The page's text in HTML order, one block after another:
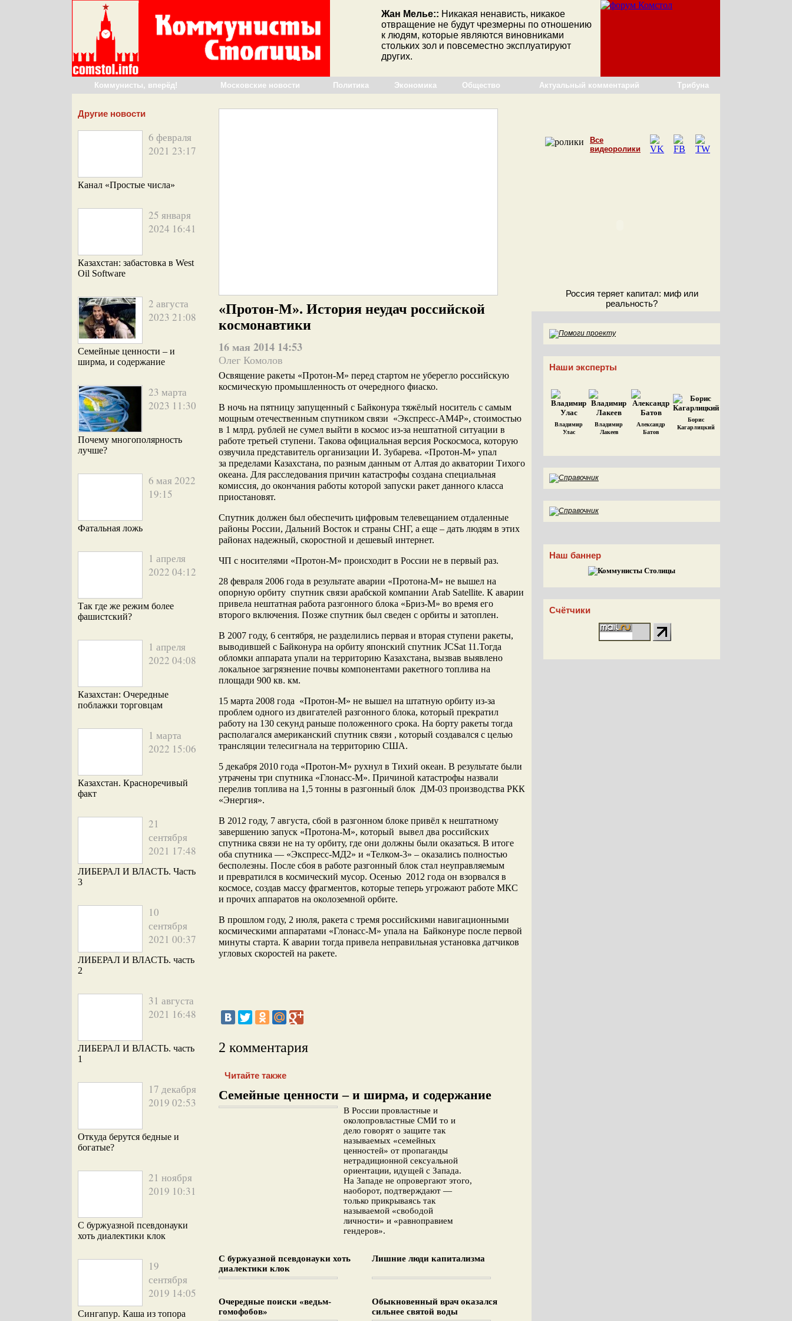
Жан Мелье:: Никакая ненависть, никакое
отвращение не будут чрезмерны по отношению
к людям, которые являются виновниками
стольких зол и повсеместно эксплуатируют
других.
Коммунисты, вперёд! Московские новости Политика Экономика Общество Актуальный комментарий Трибуна
Другие новости
6 февраля
2021 23:17
Канал «Простые числа»
25 января
2024 16:41
Казахстан: забастовка в West
Oil Software
2 августа
2023 21:08
Семейные ценности – и
ширма, и содержание
23 марта
2023 11:30
Почему многополярность
лучше?
6 мая 2022
19:15
Фатальная ложь
1 апреля
2022 04:12
Так где же режим более
фашистский?
1 апреля
2022 04:08
Казахстан: Очередные
поблажки торговцам
1 марта
2022 15:06
Казахстан. Красноречивый
факт
21
сентября
2021 17:48
ЛИБЕРАЛ И ВЛАСТЬ. Часть
3
10
сентября
2021 00:37
ЛИБЕРАЛ И ВЛАСТЬ. часть
2
31 августа
2021 16:48
ЛИБЕРАЛ И ВЛАСТЬ. часть
1
17 декабря
2019 02:53
Откуда берутся бедные и
богатые?
21 ноября
2019 10:31
С буржуазной псевдонауки
хоть диалектики клок
19
сентября
2019 14:05
Сингапур. Каша из топора
«Протон-М». История неудач российской
космонавтики
16 мая 2014 14:53
Олег Комолов
Освящение ракеты «Протон-М» перед стартом не уберегло российскую
космическую промышленность от очередного фиаско.
В ночь на пятницу запущенный с Байконура тяжёлый носитель с самым
мощным отечественным спутником связи «Экспресс-АМ4Р», стоимостью
в 1 млрд. рублей не сумел выйти в космос из-за нештатной ситуации в
работе третьей ступени. Такова официальная версия Роскосмоса, которую
озвучила представитель организации И. Зубарева. «Протон-М» упал
за пределами Казахстана, по разным данным от Алтая до акватории Тихого
океана. Для расследования причин катастрофы создана специальная
комиссия, до окончания работы которой запуски ракет данного класса
приостановят.
Спутник должен был обеспечить цифровым телевещанием отдаленные
районы России, Дальний Восток и страны СНГ, а еще – дать людям в этих
районах надежный, скоростной и дешевый интернет.
ЧП с носителями «Протон-М» происходит в России не в первый раз.
28 февраля 2006 года в результате аварии «Протона-М» не вышел на
опорную орбиту спутник связи арабской компании Arab Satellite. К аварии
привела нештатная работа разгонного блока «Бриз-М» во время его
второго включения. Позже спутник был сведен с орбиты и затоплен.
В 2007 году, 6 сентября, не разделились первая и вторая ступени ракеты,
выводившей с Байконура на орбиту японский спутник JCSat 11.Тогда
обломки аппарата упали на территорию Казахстана, вызвав выявлено
локальное загрязнение почвы компонентами ракетного топлива на
площади 900 кв. км.
15 марта 2008 года «Протон-М» не вышел на штатную орбиту из-за
проблем одного из двигателей разгонного блока, который прекратил
работу на 130 секунд раньше положенного срока. На борту ракеты тогда
располагался американский спутник связи , который создавался с целью
трансляции телесигнала на территорию США.
5 декабря 2010 года «Протон-М» рухнул в Тихий океан. В результате были
утрачены три спутника «Глонасс-М». Причиной катастрофы назвали
перелив топлива на 1,5 тонны в разгонный блок ДМ-03 производства РКК
«Энергия».
В 2012 году, 7 августа, сбой в разгонном блоке привёл к нештатному
завершению запуск «Протона-М», который вывел два российских
спутника связи не на ту орбиту, где они должны были оказаться. В итоге
оба спутника — «Экспресс-МД2» и «Телком-3» – оказались полностью
бесполезны. После сбоя в работе разгонный блок стал неуправляемым
и превратился в космический мусор. Осенью 2012 года он взорвался в
космосе, создав массу фрагментов, которые теперь угрожают работе МКС
и прочих аппаратов на околоземной орбите.
В прошлом году, 2 июля, ракета с тремя российскими навигационными
космическими аппаратами «Глонасс-М» упала на Байконуре после первой
минуты старта. К аварии тогда привела неправильная установка датчиков
угловых скоростей на ракете.
2 комментария
Читайте также
Семейные ценности – и ширма, и содержание
В России провластные и
околопровластные СМИ то и
дело говорят о защите так
называемых «семейных
ценностей» от пропаганды
нетрадиционной сексуальной
ориентации, идущей с Запада.
На Западе не опровергают этого,
наоборот, подтверждают —
только прикрываясь так
называемой «свободой
личности» и «равноправием
гендеров».
С буржуазной псевдонауки хоть
диалектики клок
Лишние люди капитализма
Очередные поиски «ведьм-
гомофобов»
Обыкновенный врач оказался
сильнее святой воды
Все
видеоролики
Россия теряет капитал: миф или
реальность?
Наши эксперты
Владимир
Улас
Владимир
Лакеев
Александр
Батов
Борис
Кагарлицкий
Наш баннер
Счётчики